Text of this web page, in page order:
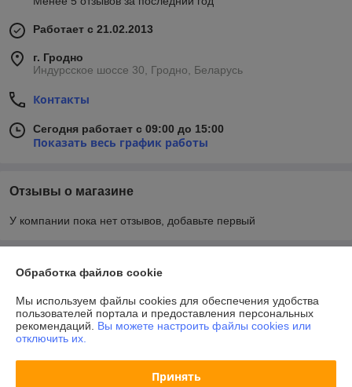
Работает с 21.02.2013
г. Гродно
Индурсское шоссе 30, Гродно, Беларусь
Контакты
Сегодня работает с 09:00 до 15:00
Показать весь график работы
Отзывы о магазине
У компании пока нет отзывов, добавьте первый
О нас
Контакты
Доставка и оплата
Обработка файлов cookie
Мы используем файлы cookies для обеспечения удобства
пользователей портала и предоставления персональных
рекомендаций. Вы можете настроить файлы cookies или
отключить их.
Принять